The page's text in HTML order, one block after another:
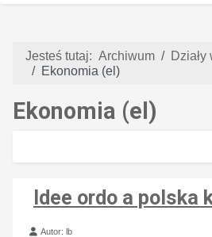
Jesteś tutaj: Archiwum
Działy
Ekonomia (el)
Ekonomia (el)
Idee ordo a polska
Szczegóły
Autor:lb